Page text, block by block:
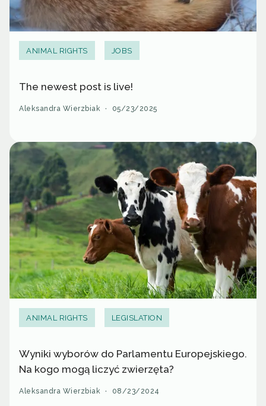
ANIMAL RIGHTS JOBS
The newest post is live!
Aleksandra Wierzbiak · 05/23/2025
ANIMAL RIGHTS LEGISLATION
Wyniki wyborów do Parlamentu Europejskiego.
Na kogo mogą liczyć zwierzęta?
Aleksandra Wierzbiak · 08/23/2024